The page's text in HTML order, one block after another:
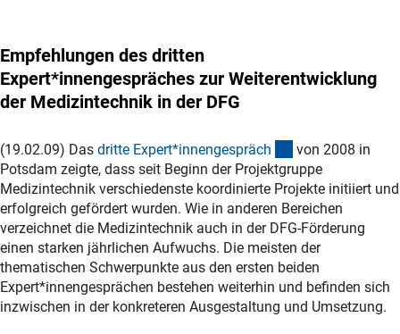
Empfehlungen des dritten
Expert*innengespräches zur Weiterentwicklung
der Medizintechnik in der DFG
(19.02.09) Das dritte Expert*innengespräch (Download)
von 2008 in
Potsdam zeigte, dass seit Beginn der Projektgruppe
Medizintechnik verschiedenste koordinierte Projekte initiiert und
erfolgreich gefördert wurden. Wie in anderen Bereichen
verzeichnet die Medizintechnik auch in der DFG-Förderung
einen starken jährlichen Aufwuchs. Die meisten der
thematischen Schwerpunkte aus den ersten beiden
Expert*innengesprächen bestehen weiterhin und befinden sich
inzwischen in der konkreteren Ausgestaltung und Umsetzung.